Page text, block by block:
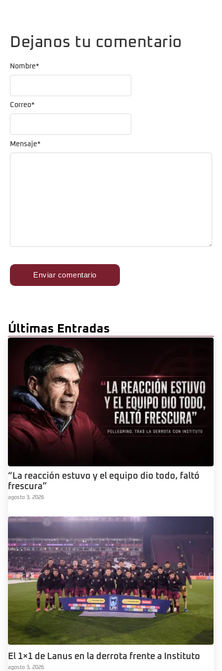
Dejanos tu comentario
Mensaje*
Nombre*
Correo*
Últimas Entradas
“La reacción estuvo y el equipo dio todo, faltó
frescura”
agosto 3, 2026
El 1×1 de Lanus en la derrota frente a Instituto
agosto 3, 2026